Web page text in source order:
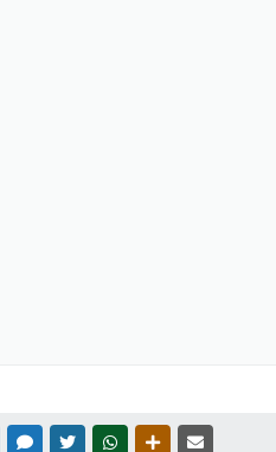
FACEBOOKMESSENGER
TWITTERWHATSAPPOUTRAS MÍDIAS